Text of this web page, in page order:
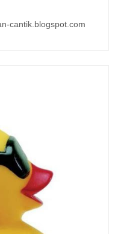
cantik.blogspot.com